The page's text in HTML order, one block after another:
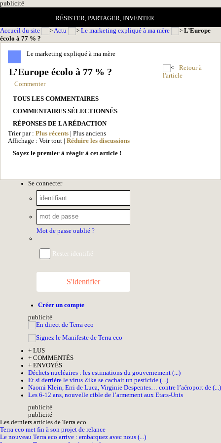
publicité
RÉSISTER, PARTAGER, INVENTER
Accueil du site
Actu Le marketing expliqué à ma mère
L’Europe
écolo à 77 % ?
Le marketing expliqué à ma mère
L’Europe écolo à 77 % ?
Retour à
l'article
Commenter
TOUS LES COMMENTAIRES
COMMENTAIRES SÉLECTIONNÉS
RÉPONSES DE LA RÉDACTION
Trier par : Plus récents | Plus anciens
Affichage : Voir tout | Réduire les discussions
Soyez le premier à réagir à cet article !
Se connecter
Mot de passe oublié ?
Rester identifié
S'identifier
Créer un compte
publicité
+ LUS
+ COMMENTÉS
+ ENVOYÉS
Déchets nucléaires : les estimations du gouvernement (...)
Et si derrière le virus Zika se cachait un pesticide (...)
Naomi Klein, Erri de Luca, Virginie Despentes… contre l’aéroport de (...)
Les 6-12 ans, nouvelle cible de l’armement aux Etats-Unis
publicité
publicité
Les derniers articles de Terra eco
Terra eco met fin à son projet de relance
Le nouveau Terra eco arrive : embarquez avec nous (...)